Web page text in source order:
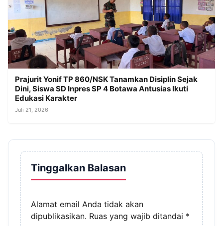
Prajurit Yonif TP 860/NSK Tanamkan Disiplin Sejak
Dini, Siswa SD Inpres SP 4 Botawa Antusias Ikuti
Edukasi Karakter
Juli 21, 2026
Tinggalkan Balasan
Alamat email Anda tidak akan
dipublikasikan. Ruas yang wajib ditandai *